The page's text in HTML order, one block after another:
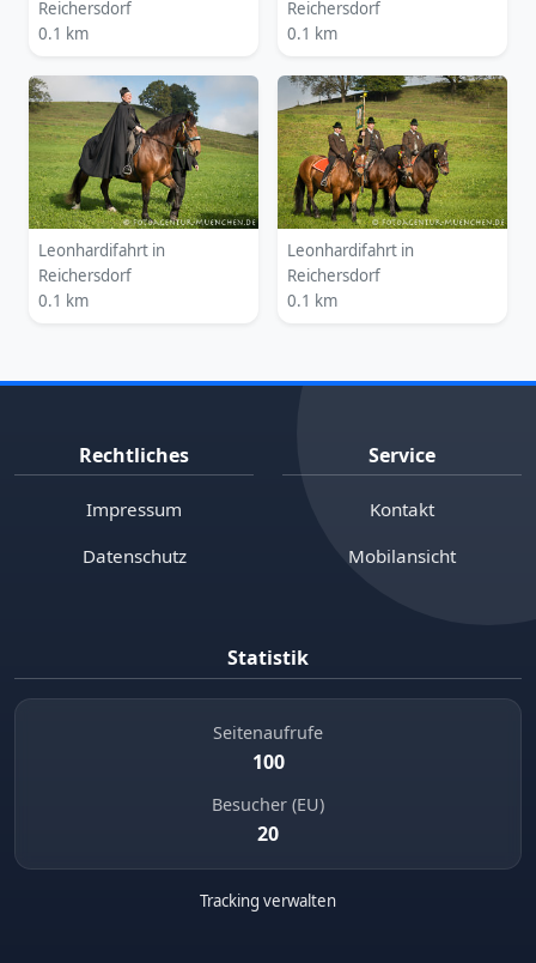
Reichersdorf
0.1 km
Reichersdorf
0.1 km
Leonhardifahrt in
Reichersdorf
0.1 km
Leonhardifahrt in
Reichersdorf
0.1 km
Rechtliches
Impressum
Datenschutz
Service
Kontakt
Mobilansicht
Statistik
Seitenaufrufe
100
Besucher (EU)
20
Tracking verwalten